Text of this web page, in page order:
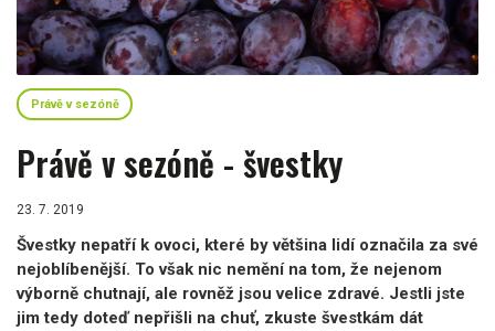
Právě v sezóně
Právě v sezóně - švestky
23. 7. 2019
Švestky nepatří k ovoci, které by většina lidí označila za své
nejoblíbenější. To však nic nemění na tom, že nejenom
výborně chutnají, ale rovněž jsou velice zdravé. Jestli jste
jim tedy doteď nepřišli na chuť, zkuste švestkám dát